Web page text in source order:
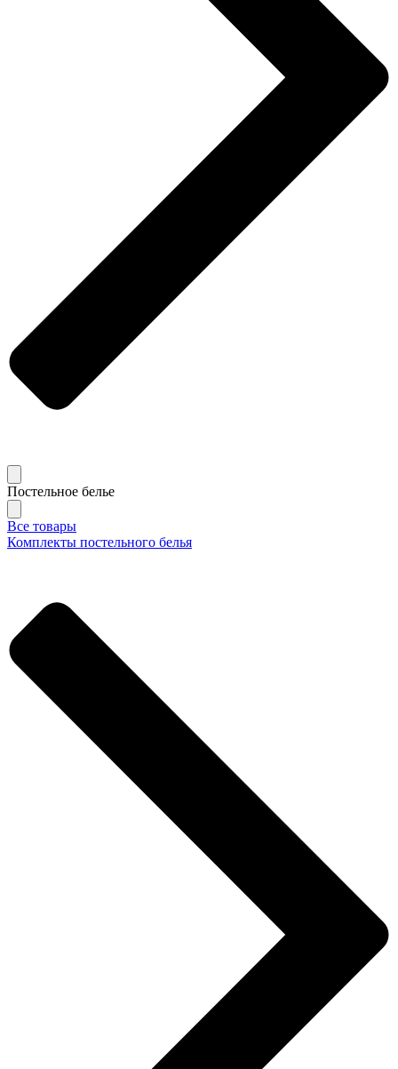
Постельное белье
Все товары
Комплекты постельного белья